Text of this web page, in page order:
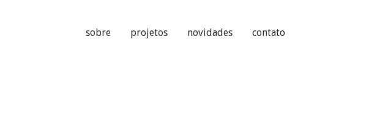
sobre projetos novidades contato